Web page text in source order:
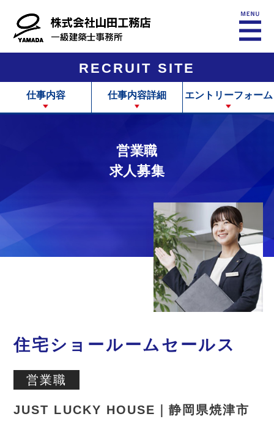
RECRUIT SITE
仕事内容 仕事内容詳細 エントリーフォーム
営業職
求人募集
住宅ショールームセールス
営業職
JUST LUCKY HOUSE｜静岡県焼津市